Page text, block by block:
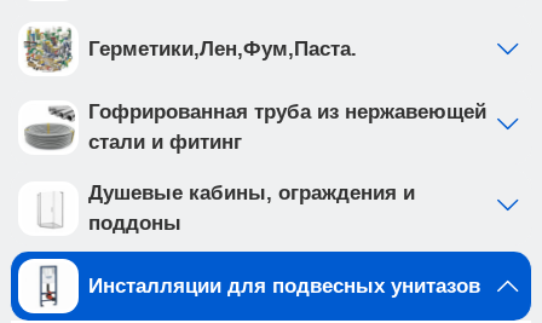
Создайте идеальную ванную комнату с
комплектом сантехники, который включает
подвесной унитаз BURGOS ALTO (арт.
IB.BRA.231.1B1) и клавишу смыва INOX-C цвета
(арт. IB.B011.007.002 ). Подвесной унитаз с
безободковой системой смыва выполнен из
белого фарфора, и имеет такие особенности
как: • отсутствие ободка не мешает потоку воды
и не дает места для скопления грязи и бактерий
Герметики,Лен,Фум,Паста.
Гофрированная труба из нержавеющей
стали и фитинг
Душевые кабины, ограждения и
поддоны
Инсталляции для подвесных унитазов